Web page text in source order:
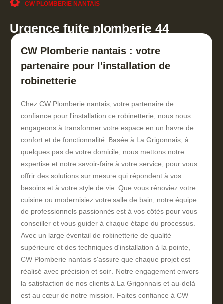
CW PLOMBERIE NANTAIS
Urgence fuite plomberie 44
CW Plomberie nantais : votre
partenaire pour l'installation de
robinetterie
Chez CW Plomberie nantais, votre partenaire de
confiance pour l'installation de robinetterie, nous nous
engageons à transformer votre espace en un havre de
confort et de fonctionnalité. Basée à La Grigonnais, à
quelques pas de votre domicile, nous mettons notre
expertise et notre savoir-faire à votre service, pour vous
offrir des solutions sur mesure qui répondent à vos
besoins et à votre style de vie. Que vous rénoviez votre
cuisine ou modernisiez votre salle de bain, notre équipe
de professionnels passionnés est à vos côtés pour vous
conseiller et vous guider à chaque étape du processus.
Avec un large éventail de robinetterie de qualité
supérieure et des techniques d'installation à la pointe,
CW Plomberie nantais s'assure que chaque projet est
réalisé avec précision et soin. Notre engagement envers
la satisfaction de nos clients à La Grigonnais et au-delà
est au cœur de notre mission. Faites confiance à CW